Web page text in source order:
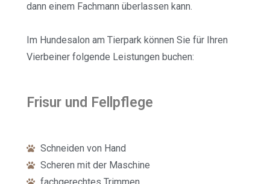
dann einem Fachmann überlassen kann.
Im Hundesalon am Tierpark können Sie für Ihren
Vierbeiner folgende Leistungen buchen:
Frisur und Fellpflege
Schneiden von Hand
Scheren mit der Maschine